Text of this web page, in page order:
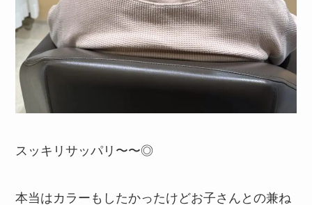
スッキリサッパリ〜〜◎
本当はカラーもしたかったけどお子さんとの兼ね